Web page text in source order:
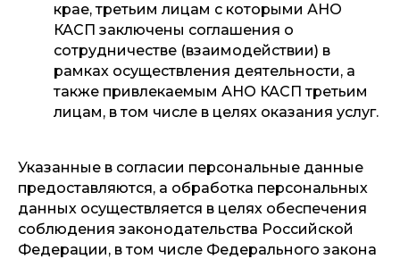
крае, третьим лицам с которыми АНО
КАСП заключены соглашения о
сотрудничестве (взаимодействии) в
рамках осуществления деятельности, а
также привлекаемым АНО КАСП третьим
лицам, в том числе в целях оказания услуг.
Указанные в согласии персональные данные
предоставляются, а обработка персональных
данных осуществляется в целях обеспечения
соблюдения законодательства Российской
Федерации, в том числе Федерального закона